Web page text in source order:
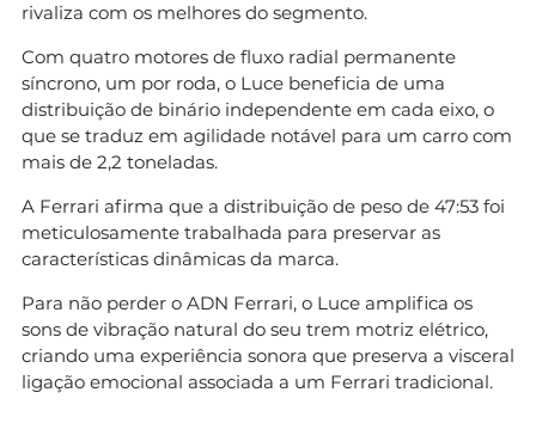
rivaliza com os melhores do segmento.
Com quatro motores de fluxo radial permanente
síncrono, um por roda, o Luce beneficia de uma
distribuição de binário independente em cada eixo, o
que se traduz em agilidade notável para um carro com
mais de 2,2 toneladas.
A Ferrari afirma que a distribuição de peso de 47:53 foi
meticulosamente trabalhada para preservar as
características dinâmicas da marca.
Para não perder o ADN Ferrari, o Luce amplifica os
sons de vibração natural do seu trem motriz elétrico,
criando uma experiência sonora que preserva a visceral
ligação emocional associada a um Ferrari tradicional.